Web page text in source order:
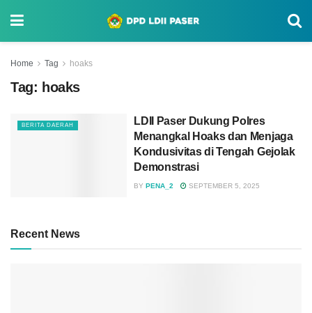
Home Tag hoaks
Tag: hoaks
BERITA DAERAH
LDII Paser Dukung Polres
Menangkal Hoaks dan Menjaga
Kondusivitas di Tengah Gejolak
Demonstrasi
BY PENA_2 SEPTEMBER 5, 2025
Recent News